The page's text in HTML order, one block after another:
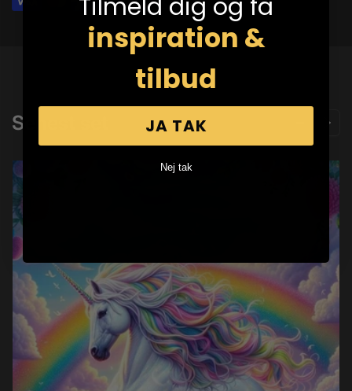
Senest set
Tilmeld dig og få
inspiration &
tilbud
JA TAK
Nej tak